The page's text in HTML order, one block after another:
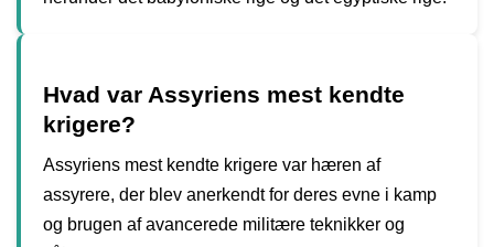
Hvad var Assyriens mest kendte
krigere?
Assyriens mest kendte krigere var hæren af ​​
assyrere, der blev anerkendt for deres evne i kamp
og brugen af ​​avancerede militære teknikker og